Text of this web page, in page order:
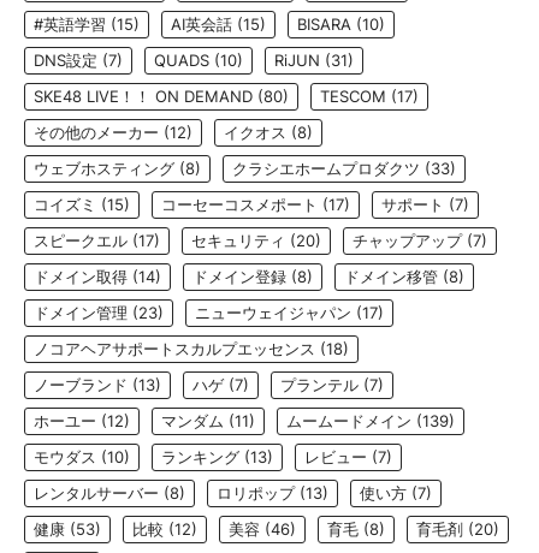
#英語学習 (15) AI英会話 (15) BISARA (10)
DNS設定 (7) QUADS (10) RiJUN (31)
SKE48 LIVE！！ ON DEMAND (80) TESCOM (17)
その他のメーカー (12) イクオス (8)
ウェブホスティング (8) クラシエホームプロダクツ (33)
コイズミ (15) コーセーコスメポート (17) サポート (7)
スピークエル (17) セキュリティ (20) チャップアップ(7)
ドメイン取得 (14) ドメイン登録 (8) ドメイン移管 (8)
ドメイン管理 (23) ニューウェイジャパン (17)
ノコアヘアサポートスカルプエッセンス (18)
ノーブランド (13) ハゲ (7) プランテル (7)
ホーユー (12) マンダム (11) ムームードメイン (139)
モウダス (10) ランキング (13) レビュー (7)
レンタルサーバー (8) ロリポップ(13) 使い方 (7)
健康 (53) 比較 (12) 美容 (46) 育毛 (8) 育毛剤 (20)